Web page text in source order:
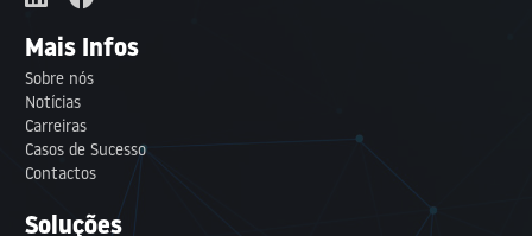
Mais Infos
Sobre nós
Notícias
Carreiras
Casos de Sucesso
Contactos
Soluções